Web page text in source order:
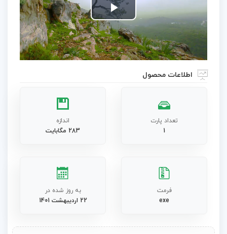
Play
Video
اطلاعات محصول
تعداد پارت
1
اندازه
283 مگابایت
فرمت
exe
به روز شده در
22 اردیبهشت 1401